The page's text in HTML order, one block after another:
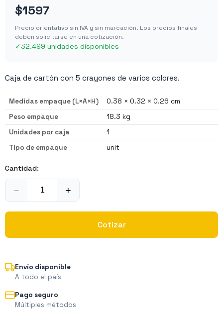
$1597
Precio orientativo sin IVA y sin marcación. Los precios finales
deben solicitarse en una cotización.
✓32.499 unidades disponibles
Caja de cartón con 5 crayones de varios colores.
Medidas empaque (L×A×H)
0.38 × 0.32 × 0.26 cm
Peso empaque
18.3 kg
Unidades por caja
1
Tipo de empaque
unit
Cantidad:
− +
Cotizar
Envío disponible
A todo el país
Pago seguro
Múltiples métodos